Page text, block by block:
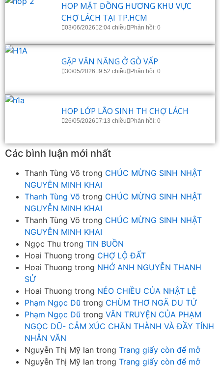
HOP MẶT ĐỒNG HƯƠNG KHU VỰC
CHỢ LÁCH TẠI TP.HCM
03/06/2026 2:04 chiều Phản hồi: 0
GẶP VĂN NĂNG Ở GÒ VẤP
30/05/2026 9:52 chiều Phản hồi: 0
HOP LỚP LÃO SINH TH CHỢ LÁCH
26/05/2026 7:13 chiều Phản hồi: 0
Các bình luận mới nhất
Thanh Tùng Võ trong CHÚC MỪNG SINH NHẬT
NGUYỄN MINH KHAI
Thanh Tùng Võ trong CHÚC MỪNG SINH NHẬT
NGUYỄN MINH KHAI
Thanh Tùng Võ trong CHÚC MỪNG SINH NHẬT
NGUYỄN MINH KHAI
Ngọc Thu trong TIN BUỒN
Hoai Thuong trong CHỢ LỘ ĐẤT
Hoai Thuong trong NHỚ ANH NGUYỄN THANH
SỬ
Hoai Thuong trong NẺO CHIỀU CỦA NHẬT LỆ
Phạm Ngọc Dũ trong CHÙM THƠ NGÃ DU TỬ
Phạm Ngọc Dũ trong VĂN TRUYỆN CỦA PHẠM
NGỌC DŨ- CẢM XÚC CHÂN THÀNH VÀ ĐẦY TÍNH
NHÂN VĂN
Nguyễn Thị Mỹ lan trong Trang giấy còn để mở
Nguyễn Thị Mỹ lan trong Trang giấy còn để mở